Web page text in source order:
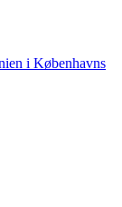
i Københavns